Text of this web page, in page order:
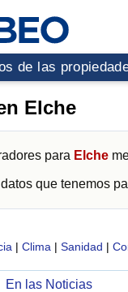
de las
Elche
para Elche
que tenemos
| Clima | Sanidad |
En las Noticias